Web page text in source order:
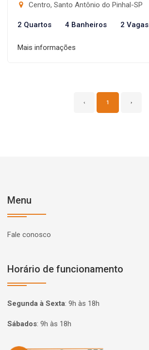
Centro, Santo Antônio do Pinhal-SP
2 Quartos 4 Banheiros 2 Vagas
Mais informações
‹ 1 ›
Menu
Fale conosco
Horário de funcionamento
Segunda à Sexta: 9h às 18h
Sábados: 9h às 18h